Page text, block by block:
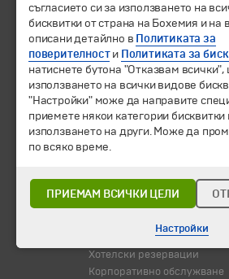
Екскурзии и почивки
Направления
Календар
Всички програми от А до Я
Промоции
Горещи оферти
Потвърдени дати
Оферта на деня
Туристически обекти
Самолетни билети
Хотелски резервации
Корпоративно обслужване
съгласието си за използването на
бисквитки от страна на Бохемия и на
описани детайлно в Политиката за
поверителности Политиката за
натиснете бутона "Отказвам всички",
използването на всички видове
"Настройки" може да направите
приемете някои категории бисквитки
използването на други. Може да
по всяко време.
ПРИЕМАМ ВСИЧКИ ЦЕЛИ
Настройки